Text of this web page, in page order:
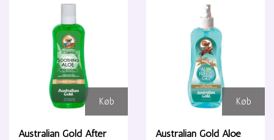
Køb
Australian Gold After
Køb
Australian Gold Aloe